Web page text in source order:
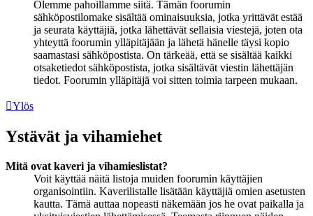
Olemme pahoillamme siitä. Tämän foorumin
sähköpostilomake sisältää ominaisuuksia, jotka yrittävät estää
ja seurata käyttäjiä, jotka lähettävät sellaisia viestejä, joten ota
yhteyttä foorumin ylläpitäjään ja lähetä hänelle täysi kopio
saamastasi sähköpostista. On tärkeää, että se sisältää kaikki
otsaketiedot sähköpostista, jotka sisältävät viestin lähettäjän
tiedot. Foorumin ylläpitäjä voi sitten toimia tarpeen mukaan.
Ylös
Ystävät ja vihamiehet
Mitä ovat kaveri ja vihamieslistat?
Voit käyttää näitä listoja muiden foorumin käyttäjien
organisointiin. Kaverilistalle lisätään käyttäjiä omien asetusten
kautta. Tämä auttaa nopeasti näkemään jos he ovat paikalla ja